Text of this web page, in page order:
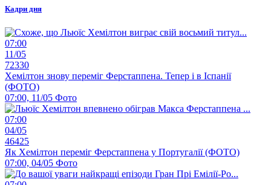
Кадри дня
07:00
11/05
72330
Хемілтон знову переміг Ферстаппена. Тепер і в Іспанії
(ФОТО)
07:00, 11/05 Фото
07:00
04/05
46425
Як Хемілтон переміг Ферстаппена у Португалії (ФОТО)
07:00, 04/05 Фото